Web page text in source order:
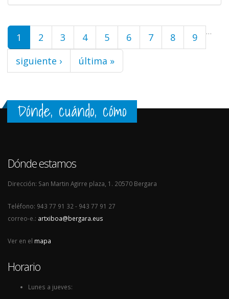
Páginas
1 2 3 4 5 6 7 8 9 …
siguiente › última »
Dónde, cuándo, cómo
Dónde estamos
Dirección: San Martin Agirre plaza, 1. 20570 Bergara
Teléfono: 943 77 91 32 - 943 77 91 27
correo-e.: artxiboa@bergara.eus
Ver en el mapa
Horario
Lunes a jueves: